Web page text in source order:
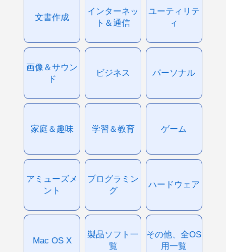
文書作成
インターネッ
ト＆通信
ユーティリテ
ィ
画像＆サウン
ド
ビジネス パーソナル
家庭＆趣味 学習＆教育 ゲーム
アミューズメ
ント
プログラミン
グ
ハードウェア
Mac OS X
製品ソフト一
覧
その他、全OS
用一覧